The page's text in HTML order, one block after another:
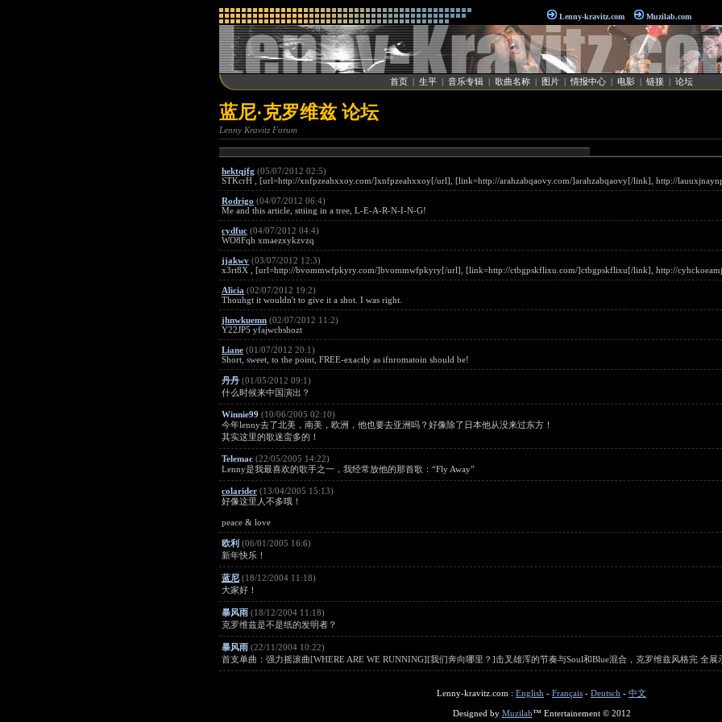
Lenny-kravitz.com Muzilab.com
首页 | 生平 | 音乐专辑 | 歌曲名称 | 图片 |情报中心 | 电影 | 链接 | 论坛
蓝尼·克罗维兹 论坛
Lenny Kravitz Forum
hektqjfg (05/07/2012 02:5)
STKcrH , [url=http://xnfpzeahxxoy.com/]xnfpzeahxxoy[/url], [link=http://arahzabqaovy.com/]arahzabqaovy[/link], http://
Rodrigo (04/07/2012 06:4)
Me and this article, sttiing in a tree, L-E-A-R-N-I-N-G!
cydfuc (04/07/2012 04:4)
WO8Fqh xmaezxykzvzq
jjakwv (03/07/2012 12:3)
x3rt8X , [url=http://bvommwfpkyry.com/]bvommwfpkyry[/url], [link=http://ctbgpskflixu.com/]ctbgpskflixu[/link], http://
Alicia (02/07/2012 19:2)
Thouhgt it wouldn't to give it a shot. I was right.
jhnwkuemn (02/07/2012 11:2)
Y22JP5 yfajwcbshozt
Liane (01/07/2012 20:1)
Short, sweet, to the point, FREE-exactly as ifnromatoin should be!
丹丹 (01/05/2012 09:1)
什么时候来中国演出？
Winnie99 (10/06/2005 02:10)
今年lenny去了北美，南美，欧洲，他也要去亚洲吗？好像除了日本他从没来过东方！
其实这里的歌迷蛮多的！
Telemac (22/05/2005 14:22)
Lenny是我最喜欢的歌手之一，我经常放他的那首歌：“Fly Away”
colarider (13/04/2005 15:13)
好像这里人不多哦！
peace & love
欧利 (06/01/2005 16:6)
新年快乐！
蓝尼 (18/12/2004 11:18)
大家好！
暴风雨 (18/12/2004 11:18)
克罗维兹是不是纸的发明者？
暴风雨 (22/11/2004 10:22)
首支单曲：强力摇滚曲[WHERE ARE WE RUNNING][我们奔向哪里？]击叉雄浑的节奏与Soul和Blue混合，克罗维兹风格完 全展
Lenny-kravitz.com : English - Français - Deutsch - 中文
Designed by Muzilab™ Entertainement © 2012